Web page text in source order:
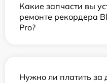
Какие запчасти вы
ремонте рекордера
Pro?
Нужно ли платить за